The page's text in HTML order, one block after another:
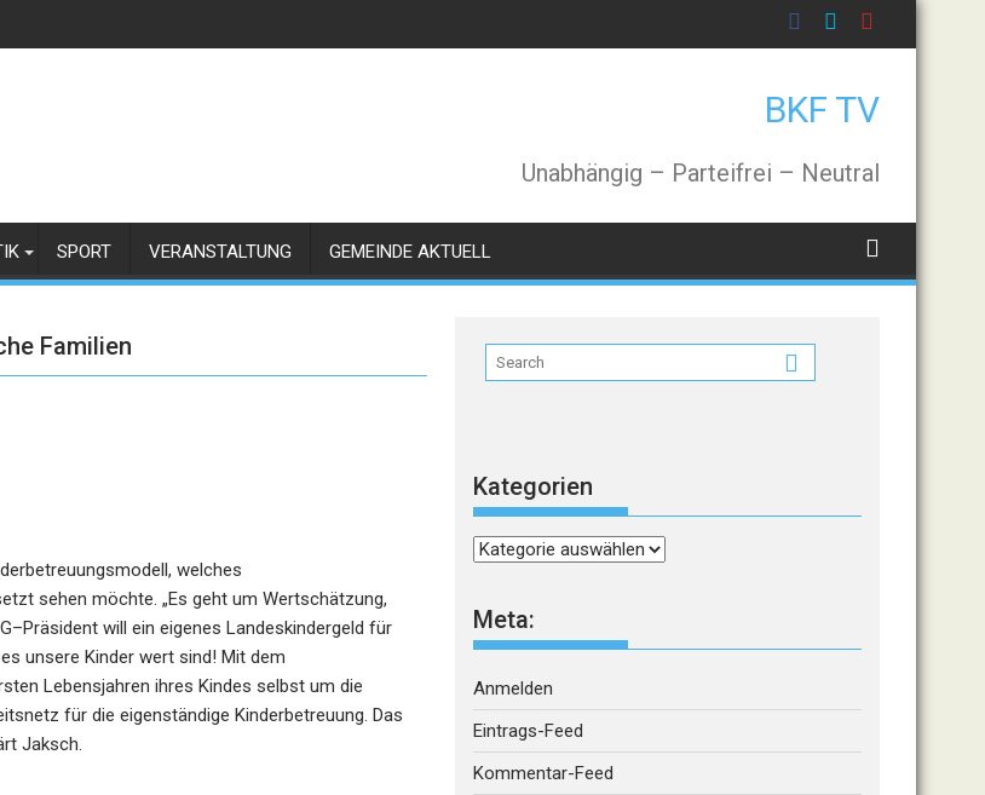
BKF TV
Unabhängig – Parteifrei – Neutral
SPORT VERANSTALTUNG GEMEINDE AKTUELL
Familien
welches
sehen möchte. „Es geht um Wertschätzung,
–Präsident will ein eigenes Landeskindergeld für
es unsere Kinder wert sind! Mit dem
Lebensjahren ihres Kindes selbst um die
für die eigenständige Kinderbetreuung. Das
Jaksch.
Kategorien
Kategorien
Meta:
Anmelden
Eintrags-Feed
Kommentar-Feed